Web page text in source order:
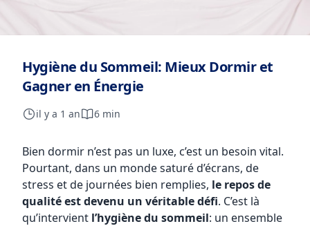
Hygiène du Sommeil: Mieux Dormir et
Gagner en Énergie
il y a 1 an 6 min
Bien dormir n’est pas un luxe, c’est un besoin vital.
Pourtant, dans un monde saturé d’écrans, de
stress et de journées bien remplies, le repos de
qualité est devenu un véritable défi. C’est là
qu’intervient l’hygiène du sommeil: un ensemble